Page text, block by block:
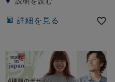
詳細を見る